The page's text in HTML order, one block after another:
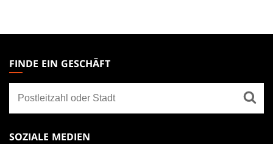
THE
GATHERING
FOOTER
FINDE EIN GESCHÄFT
ein
Geschäft
SOZIALE MEDIEN